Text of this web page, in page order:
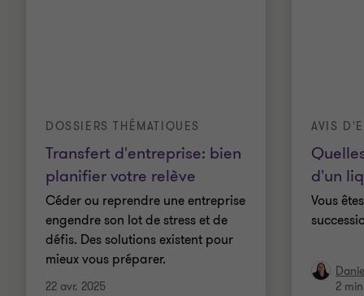
Transfert d'entreprise: bien
planifier votre relève
DOSSIERS THÉMATIQUES
Céder ou reprendre une entreprise
engendre son lot de stress et de
défis. Des solutions existent pour
mieux vous préparer.
22 avr. 2025
d'un
AVIS
Vous
2